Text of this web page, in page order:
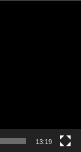
13:19